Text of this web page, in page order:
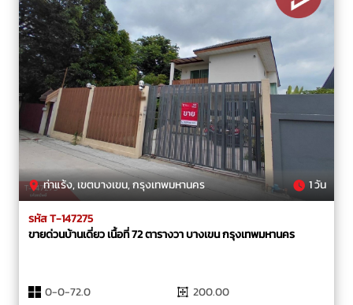
ท่าแร้ง, เขตบางเขน, กรุงเทพมหานคร 1 วัน
รหัส T-147275
ขายด่วนบ้านเดี่ยว เนื้อที่ 72 ตารางวา บางเขน กรุงเทพมหานคร
0-0-72.0
200.00